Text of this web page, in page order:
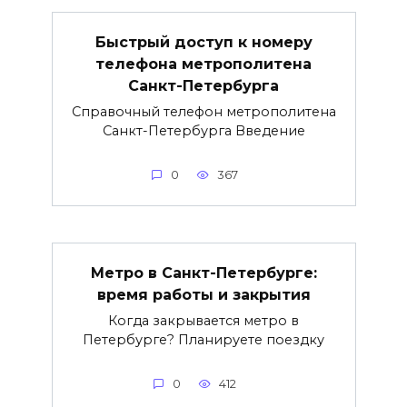
Быстрый доступ к номеру
телефона метрополитена
Санкт-Петербурга
Справочный телефон метрополитена
Санкт-Петербурга Введение
0 367
Метро в Санкт-Петербурге:
время работы и закрытия
Когда закрывается метро в
Петербурге? Планируете поездку
0 412